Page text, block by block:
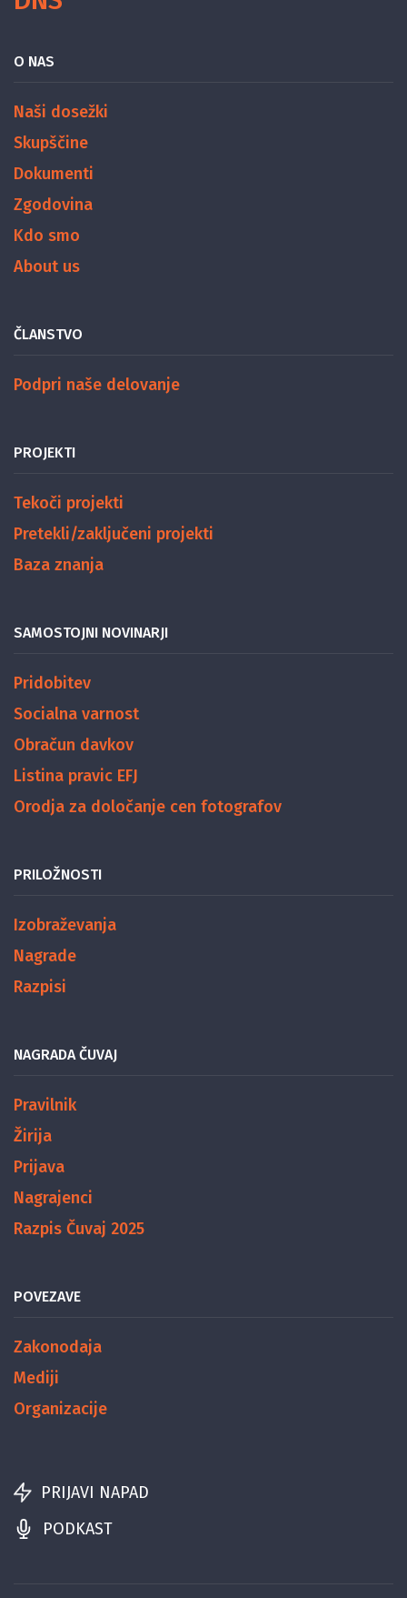
O NAS
Naši dosežki
Skupščine
Dokumenti
Zgodovina
Kdo smo
About us
ČLANSTVO
Podpri naše delovanje
PROJEKTI
Tekoči projekti
Pretekli/zaključeni projekti
Baza znanja
SAMOSTOJNI NOVINARJI
Pridobitev
Socialna varnost
Obračun davkov
Listina pravic EFJ
Orodja za določanje cen fotografov
PRILOŽNOSTI
Izobraževanja
Nagrade
Razpisi
NAGRADA ČUVAJ
Pravilnik
Žirija
Prijava
Nagrajenci
Razpis Čuvaj 2025
POVEZAVE
Zakonodaja
Mediji
Organizacije
PRIJAVI NAPAD
PODKAST